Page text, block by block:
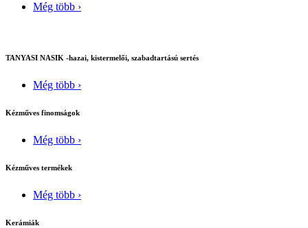
Még több ›
TANYASI NASIK -hazai, kistermelői, szabadtartású sertés
Még több ›
Kézműves finomságok
Még több ›
Kézműves termékek
Még több ›
Kerámiák